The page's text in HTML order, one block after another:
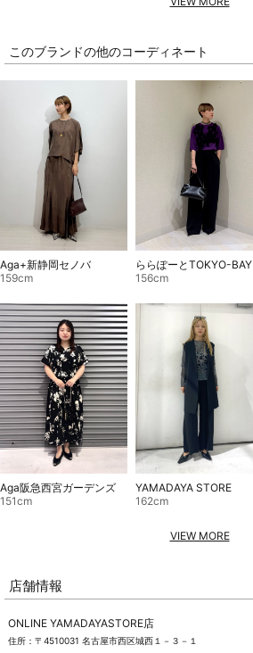
このブランドの他のコーディネート
Aga+新静岡セノバ
159cm
ららぽーとTOKYO-BAY
156cm
Aga阪急西宮ガーデンズ
151cm
YAMADAYA STORE
162cm
VIEW MORE
店舗情報
ONLINE YAMADAYASTORE店
住所：〒4510031 名古屋市西区城西１－３－１